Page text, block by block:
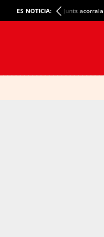
ES NOTICIA: Junts